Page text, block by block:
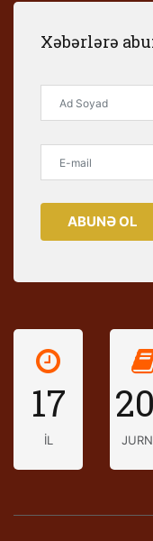
Xəbərlərə
ABUNƏ OL
17
İL